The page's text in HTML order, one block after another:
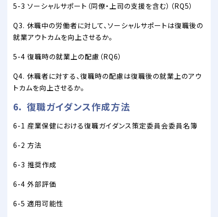
5-3 ソーシャルサポート（同僚・上司の支援を含む）（RQ5）
Q3. 休職中の労働者に対して、ソーシャルサポートは復職後の
就業アウトカムを向上させるか。
5-4 復職時の就業上の配慮（RQ6）
Q4. 休職者に対する、復職時の配慮は復職後の就業上のアウ
トカムを向上させるか。
6． 復職ガイダンス作成方法
6-1 産業保健における復職ガイダンス策定委員会委員名簿
6-2 方法
6-3 推奨作成
6-4 外部評価
6-5 適用可能性